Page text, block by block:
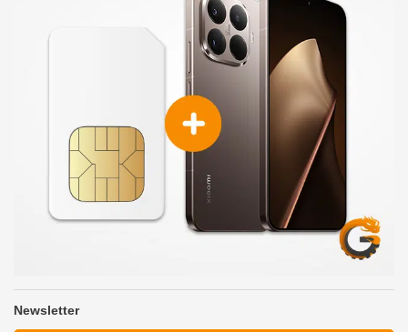
Newsletter